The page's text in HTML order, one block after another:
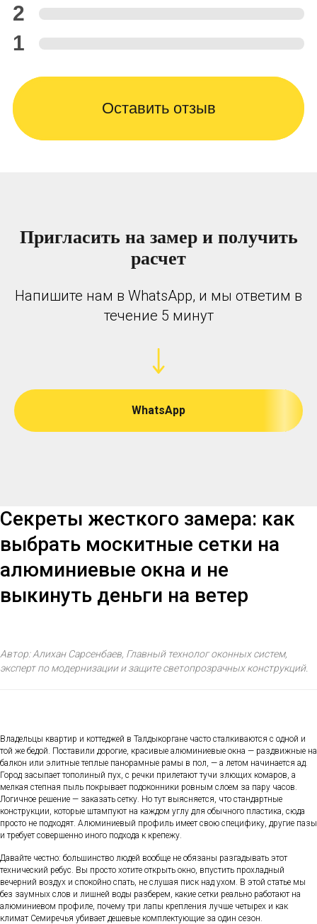
2
1
Оставить отзыв
Пригласить на замер и получить
расчет
Напишите нам в WhatsApp, и мы ответим в
течение 5 минут
WhatsApp
Секреты жесткого замера: как
выбрать москитные сетки на
алюминиевые окна и не
выкинуть деньги на ветер
Автор: Алихан Сарсенбаев, Главный технолог оконных систем,
эксперт по модернизации и защите светопрозрачных конструкций.
Владельцы квартир и коттеджей в Талдыкоргане часто сталкиваются с одной и
той же бедой. Поставили дорогие, красивые алюминиевые окна — раздвижные на
балкон или элитные теплые панорамные рамы в пол, — а летом начинается ад.
Город засыпает тополиный пух, с речки прилетают тучи злющих комаров, а
мелкая степная пыль покрывает подоконники ровным слоем за пару часов.
Логичное решение — заказать сетку. Но тут выясняется, что стандартные
конструкции, которые штампуют на каждом углу для обычного пластика, сюда
просто не подходят. Алюминиевый профиль имеет свою специфику, другие пазы
и требует совершенно иного подхода к крепежу.
Давайте честно: большинство людей вообще не обязаны разгадывать этот
технический ребус. Вы просто хотите открыть окно, впустить прохладный
вечерний воздух и спокойно спать, не слушая писк над ухом. В этой статье мы
без заумных слов и лишней воды разберем, какие сетки реально работают на
алюминиевом профиле, почему три лапы крепления лучше четырех и как
климат Семиречья убивает дешевые комплектующие за один сезон.